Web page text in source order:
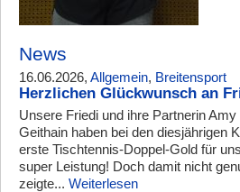
News
16.06.2026, Allgemein, Breitensport
Herzlichen Glückwunsch an
Unsere Friedi und ihre Partnerin
Geithain haben bei den diesjährigen
erste Tischtennis-Doppel-Gold für
super Leistung! Doch damit nicht
zeigte... Weiterlesen